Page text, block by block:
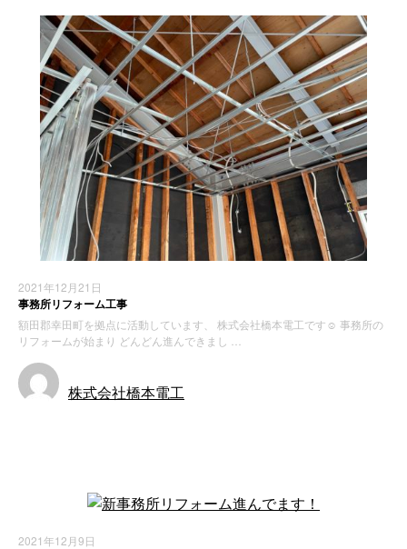
2021年12月21日
事務所リフォーム工事
額田郡幸田町を拠点に活動しています、 株式会社橋本電工です☺️ 事務所の
リフォームが始まり どんどん進んできまし …
株式会社橋本電工
2021年12月9日